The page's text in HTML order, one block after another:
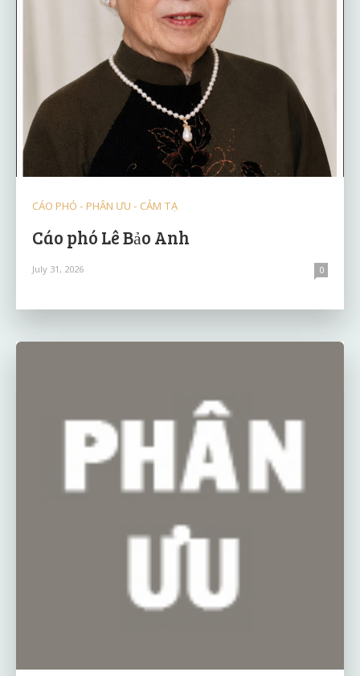
CÁO PHÓ - PHÂN ƯU - CẢM TẠ
Cáo phó Lê Bảo Anh
July 31, 2026 0